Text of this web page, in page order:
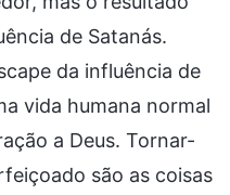
de Satanás.
da influência de
vida humana normal
a Deus. Tornar-
são as coisas